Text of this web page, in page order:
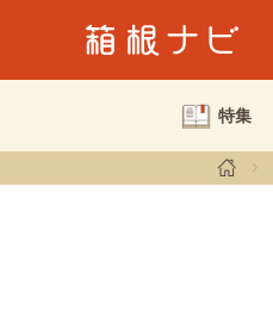
特集